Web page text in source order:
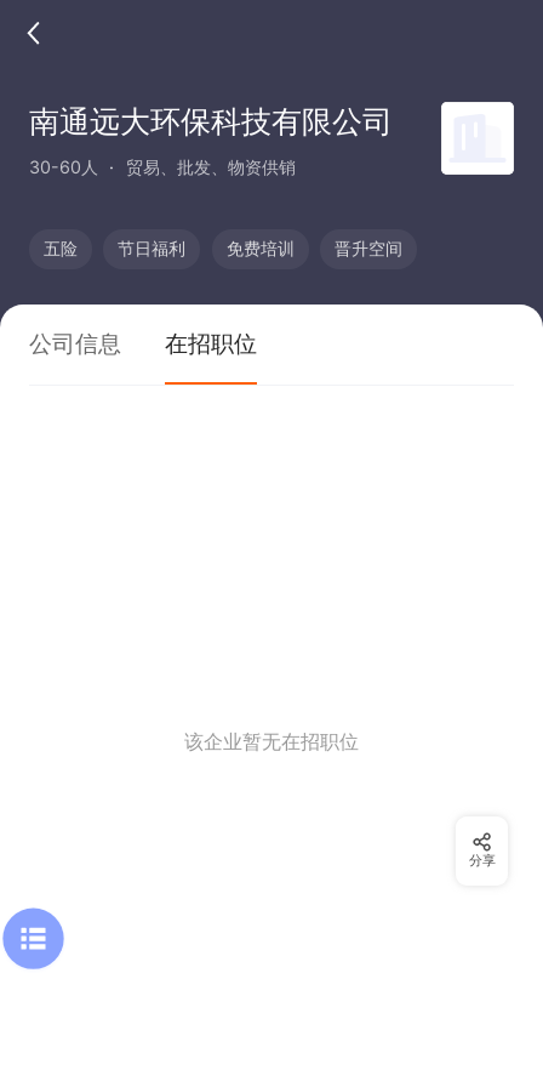
南通远大环保科技有限公司
30-60人 贸易、批发、物资供销
五险 节日福利 免费培训 晋升空间
公司信息 在招职位
该企业暂无在招职位
分享